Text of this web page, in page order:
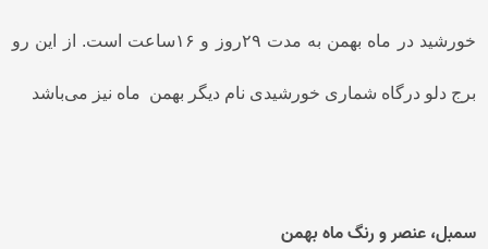
خورشید در ماه بهمن به مدت ۲۹روز و ۱۶ساعت است. از این رو
برج دلو درگاه شماری خورشیدی نام دیگر بهمن ماه نیز می‌باشد
سمبل، عنصر و رنگ ماه بهمن